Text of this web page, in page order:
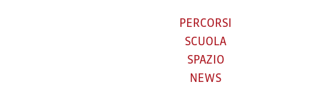
PERCORSI
SCUOLA
SPAZIO
NEWS